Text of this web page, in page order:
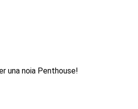
una noia Penthouse!